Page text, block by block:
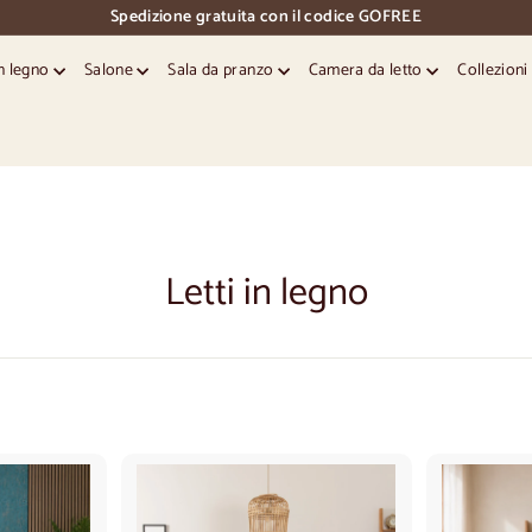
pausa
diapositive
Spedizione gratuita con il codice GOFREE
legno Salone Sala da pranzo Camera da letto Collezioni
Letti in legno